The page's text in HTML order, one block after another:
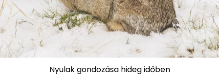
Nyulak gondozása hideg időben